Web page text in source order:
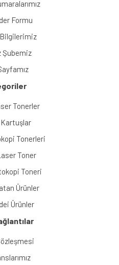
Formu
Şubemiz
Tonerler
Tonerleri
Toner
Toneri
Ürünler
Ürünler